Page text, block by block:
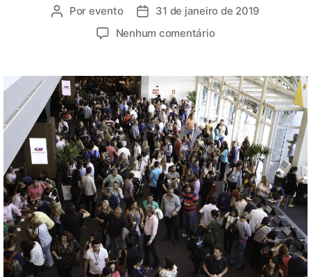
Por evento
31 de janeiro de 2019
Nenhum comentário